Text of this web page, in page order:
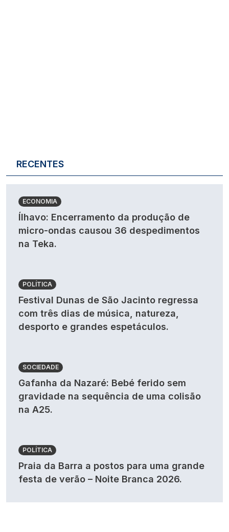
RECENTES
ECONOMIA
Ílhavo: Encerramento da produção de
micro-ondas causou 36 despedimentos
na Teka.
POLÍTICA
Festival Dunas de São Jacinto regressa
com três dias de música, natureza,
desporto e grandes espetáculos.
SOCIEDADE
Gafanha da Nazaré: Bebé ferido sem
gravidade na sequência de uma colisão
na A25.
POLÍTICA
Praia da Barra a postos para uma grande
festa de verão – Noite Branca 2026.